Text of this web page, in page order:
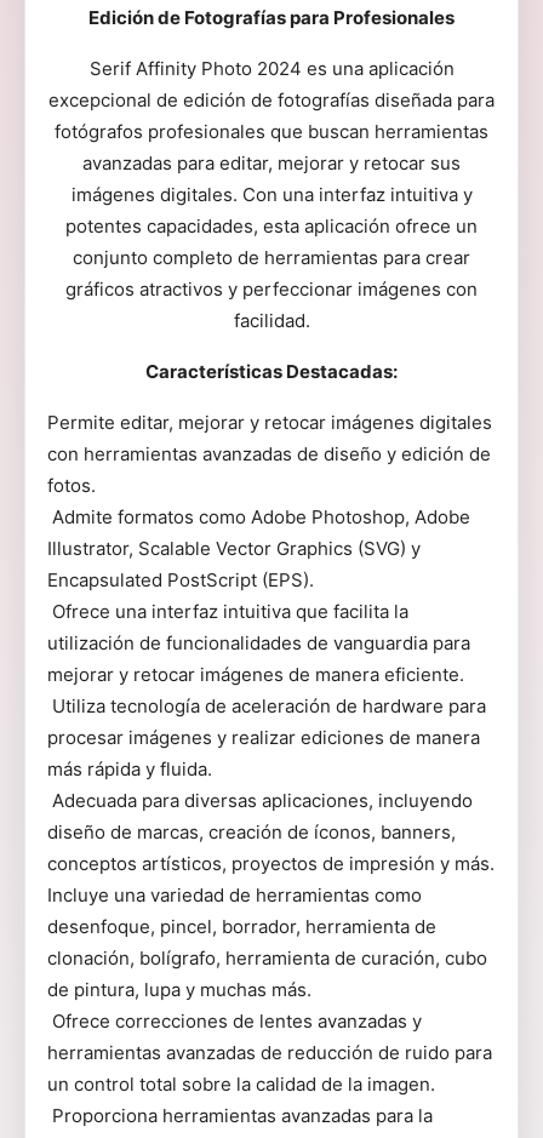
Edición de Fotografías para Profesionales
Serif Affinity Photo 2024 es una aplicación
excepcional de edición de fotografías diseñada para
fotógrafos profesionales que buscan herramientas
avanzadas para editar, mejorar y retocar sus
imágenes digitales. Con una interfaz intuitiva y
potentes capacidades, esta aplicación ofrece un
conjunto completo de herramientas para crear
gráficos atractivos y perfeccionar imágenes con
facilidad.
Características Destacadas:
Permite editar, mejorar y retocar imágenes digitales
con herramientas avanzadas de diseño y edición de
fotos.
Admite formatos como Adobe Photoshop, Adobe
Illustrator, Scalable Vector Graphics (SVG) y
Encapsulated PostScript (EPS).
Ofrece una interfaz intuitiva que facilita la
utilización de funcionalidades de vanguardia para
mejorar y retocar imágenes de manera eficiente.
Utiliza tecnología de aceleración de hardware para
procesar imágenes y realizar ediciones de manera
más rápida y fluida.
Adecuada para diversas aplicaciones, incluyendo
diseño de marcas, creación de íconos, banners,
conceptos artísticos, proyectos de impresión y más.
Incluye una variedad de herramientas como
desenfoque, pincel, borrador, herramienta de
clonación, bolígrafo, herramienta de curación, cubo
de pintura, lupa y muchas más.
Ofrece correcciones de lentes avanzadas y
herramientas avanzadas de reducción de ruido para
un control total sobre la calidad de la imagen.
Proporciona herramientas avanzadas para la